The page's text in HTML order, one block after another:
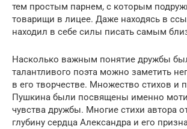
тем простым парнем, с которым
товарищи в лицее. Даже находясь в
находил в себе силы писать самым
Насколько важным понятие дружбы
талантливого поэта можно заметить
в его творчестве. Множество стихов и
Пушкина были посвящены именно
чувства дружбы. Многие стихи автора
глубину сердца Александра и его